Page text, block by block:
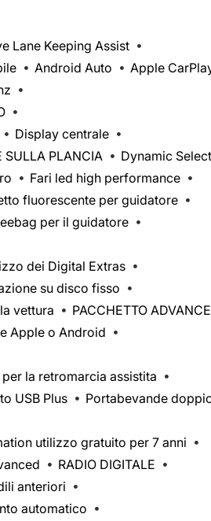
Lane Keeping Assist
Android Auto
Apple
Display centrale
SULLA PLANCIA
Dynamic Select
Fari led high performance
fluorescente per guidatore
per il guidatore
dei Digital Extras
su disco fisso
vettura
PACCHETTO
Apple o Android
la retromarcia assistita
USB Plus
Portabevande
utilizzo gratuito per 7 anni
RADIO DIGITALE
anteriori
automatico